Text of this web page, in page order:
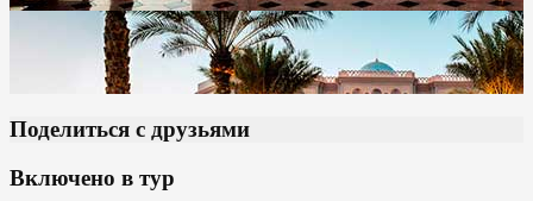
Поделиться с друзьями
Включено в тур